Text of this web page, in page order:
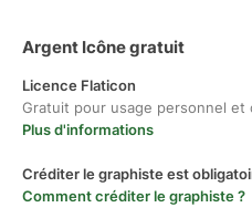
Argent Icône gratuit
Licence Flaticon
Gratuit pour usage personnel et
Plus d'informations
Créditer le graphiste est
Comment créditer le graphiste ?